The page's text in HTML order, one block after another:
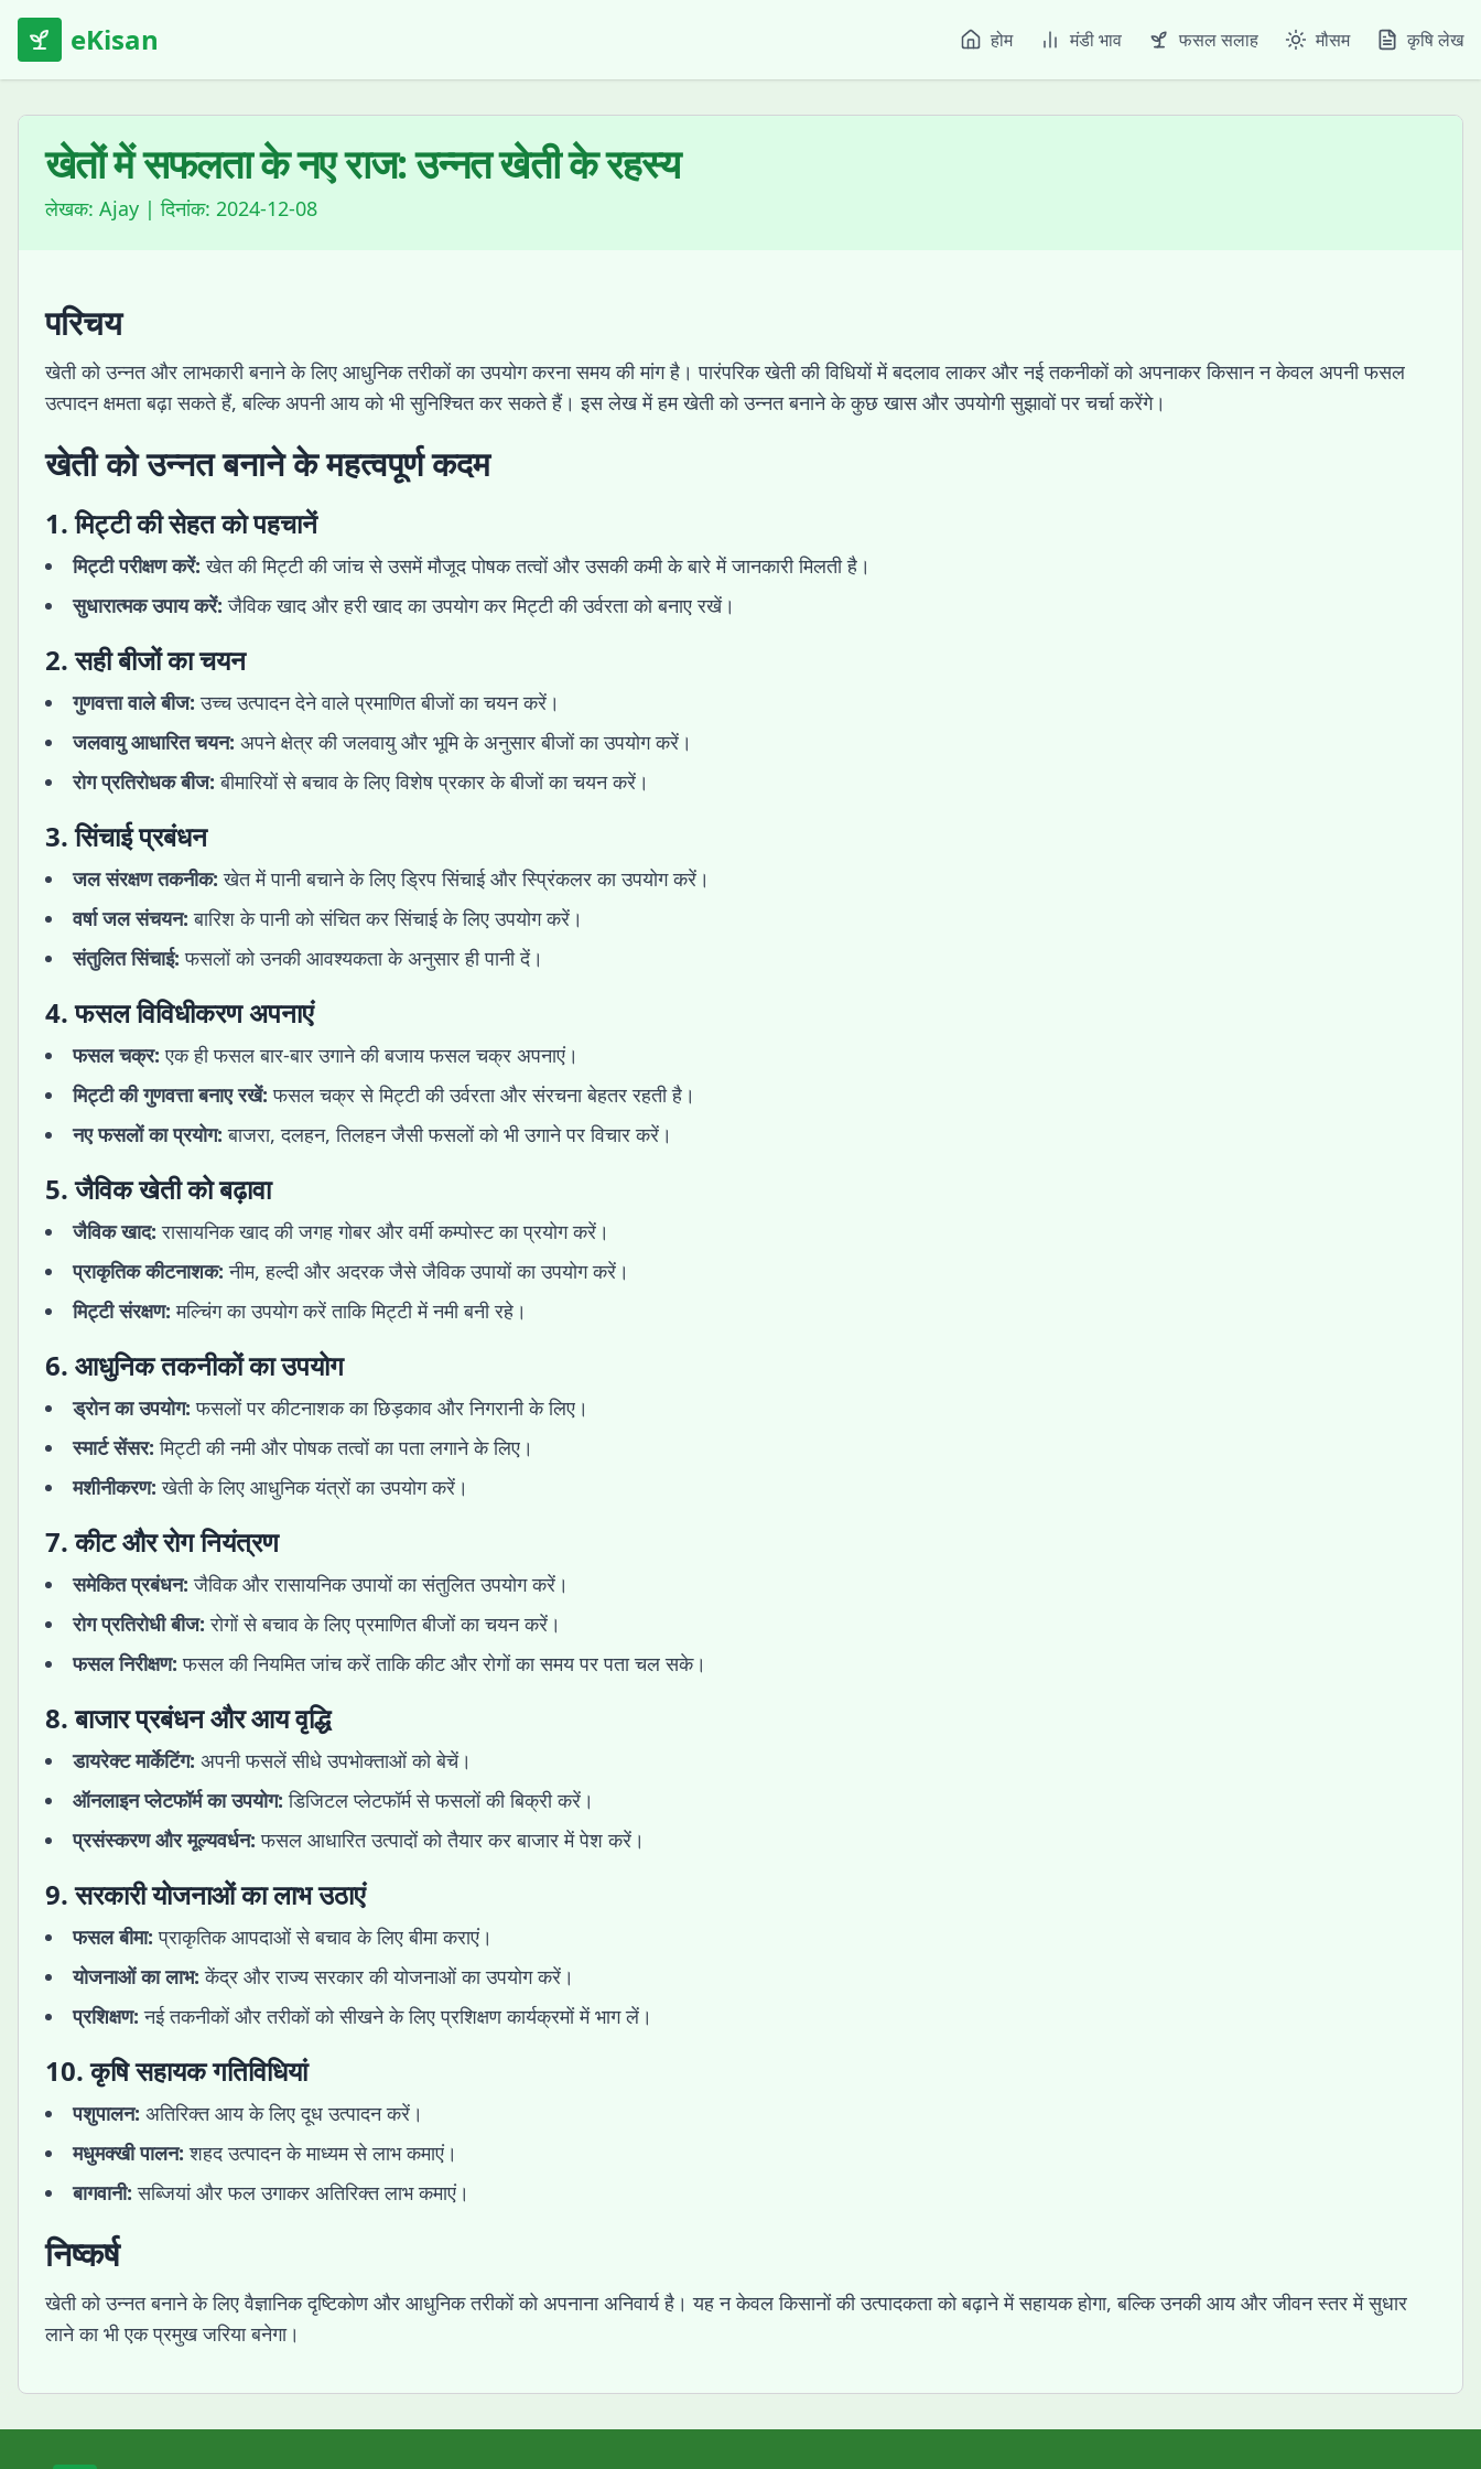
eKisan होम मंडी भाव फसल सलाह मौसम कृषि लेख
खेतों में सफलता के नए राज: उन्नत खेती के रहस्य
लेखक: Ajay | दिनांक: 2024-12-08
परिचय
खेती को उन्नत और लाभकारी बनाने के लिए आधुनिक तरीकों का उपयोग करना समय की मांग है। पारंपरिक खेती की विधियों में बदलाव लाकर और नई तकनीकों को अपनाकर किसान न केवल अपनी फसल
उत्पादन क्षमता बढ़ा सकते हैं, बल्कि अपनी आय को भी सुनिश्चित कर सकते हैं। इस लेख में हम खेती को उन्नत बनाने के कुछ खास और उपयोगी सुझावों पर चर्चा करेंगे।
खेती को उन्नत बनाने के महत्वपूर्ण कदम
1. मिट्टी की सेहत को पहचानें
मिट्टी परीक्षण करें: खेत की मिट्टी की जांच से उसमें मौजूद पोषक तत्वों और उसकी कमी के बारे में जानकारी मिलती है।
सुधारात्मक उपाय करें: जैविक खाद और हरी खाद का उपयोग कर मिट्टी की उर्वरता को बनाए रखें।
2. सही बीजों का चयन
गुणवत्ता वाले बीज: उच्च उत्पादन देने वाले प्रमाणित बीजों का चयन करें।
जलवायु आधारित चयन: अपने क्षेत्र की जलवायु और भूमि के अनुसार बीजों का उपयोग करें।
रोग प्रतिरोधक बीज: बीमारियों से बचाव के लिए विशेष प्रकार के बीजों का चयन करें।
3. सिंचाई प्रबंधन
जल संरक्षण तकनीक: खेत में पानी बचाने के लिए ड्रिप सिंचाई और स्प्रिंकलर का उपयोग करें।
वर्षा जल संचयन: बारिश के पानी को संचित कर सिंचाई के लिए उपयोग करें।
संतुलित सिंचाई: फसलों को उनकी आवश्यकता के अनुसार ही पानी दें।
4. फसल विविधीकरण अपनाएं
फसल चक्र: एक ही फसल बार-बार उगाने की बजाय फसल चक्र अपनाएं।
मिट्टी की गुणवत्ता बनाए रखें: फसल चक्र से मिट्टी की उर्वरता और संरचना बेहतर रहती है।
नए फसलों का प्रयोग: बाजरा, दलहन, तिलहन जैसी फसलों को भी उगाने पर विचार करें।
5. जैविक खेती को बढ़ावा
जैविक खाद: रासायनिक खाद की जगह गोबर और वर्मी कम्पोस्ट का प्रयोग करें।
प्राकृतिक कीटनाशक: नीम, हल्दी और अदरक जैसे जैविक उपायों का उपयोग करें।
मिट्टी संरक्षण: मल्चिंग का उपयोग करें ताकि मिट्टी में नमी बनी रहे।
6. आधुनिक तकनीकों का उपयोग
ड्रोन का उपयोग: फसलों पर कीटनाशक का छिड़काव और निगरानी के लिए।
स्मार्ट सेंसर: मिट्टी की नमी और पोषक तत्वों का पता लगाने के लिए।
मशीनीकरण: खेती के लिए आधुनिक यंत्रों का उपयोग करें।
7. कीट और रोग नियंत्रण
समेकित प्रबंधन: जैविक और रासायनिक उपायों का संतुलित उपयोग करें।
रोग प्रतिरोधी बीज: रोगों से बचाव के लिए प्रमाणित बीजों का चयन करें।
फसल निरीक्षण: फसल की नियमित जांच करें ताकि कीट और रोगों का समय पर पता चल सके।
8. बाजार प्रबंधन और आय वृद्धि
डायरेक्ट मार्केटिंग: अपनी फसलें सीधे उपभोक्ताओं को बेचें।
ऑनलाइन प्लेटफॉर्म का उपयोग: डिजिटल प्लेटफॉर्म से फसलों की बिक्री करें।
प्रसंस्करण और मूल्यवर्धन: फसल आधारित उत्पादों को तैयार कर बाजार में पेश करें।
9. सरकारी योजनाओं का लाभ उठाएं
फसल बीमा: प्राकृतिक आपदाओं से बचाव के लिए बीमा कराएं।
योजनाओं का लाभ: केंद्र और राज्य सरकार की योजनाओं का उपयोग करें।
प्रशिक्षण: नई तकनीकों और तरीकों को सीखने के लिए प्रशिक्षण कार्यक्रमों में भाग लें।
10. कृषि सहायक गतिविधियां
पशुपालन: अतिरिक्त आय के लिए दूध उत्पादन करें।
मधुमक्खी पालन: शहद उत्पादन के माध्यम से लाभ कमाएं।
बागवानी: सब्जियां और फल उगाकर अतिरिक्त लाभ कमाएं।
निष्कर्ष
खेती को उन्नत बनाने के लिए वैज्ञानिक दृष्टिकोण और आधुनिक तरीकों को अपनाना अनिवार्य है। यह न केवल किसानों की उत्पादकता को बढ़ाने में सहायक होगा, बल्कि उनकी आय और जीवन स्तर में सुधार
लाने का भी एक प्रमुख जरिया बनेगा।